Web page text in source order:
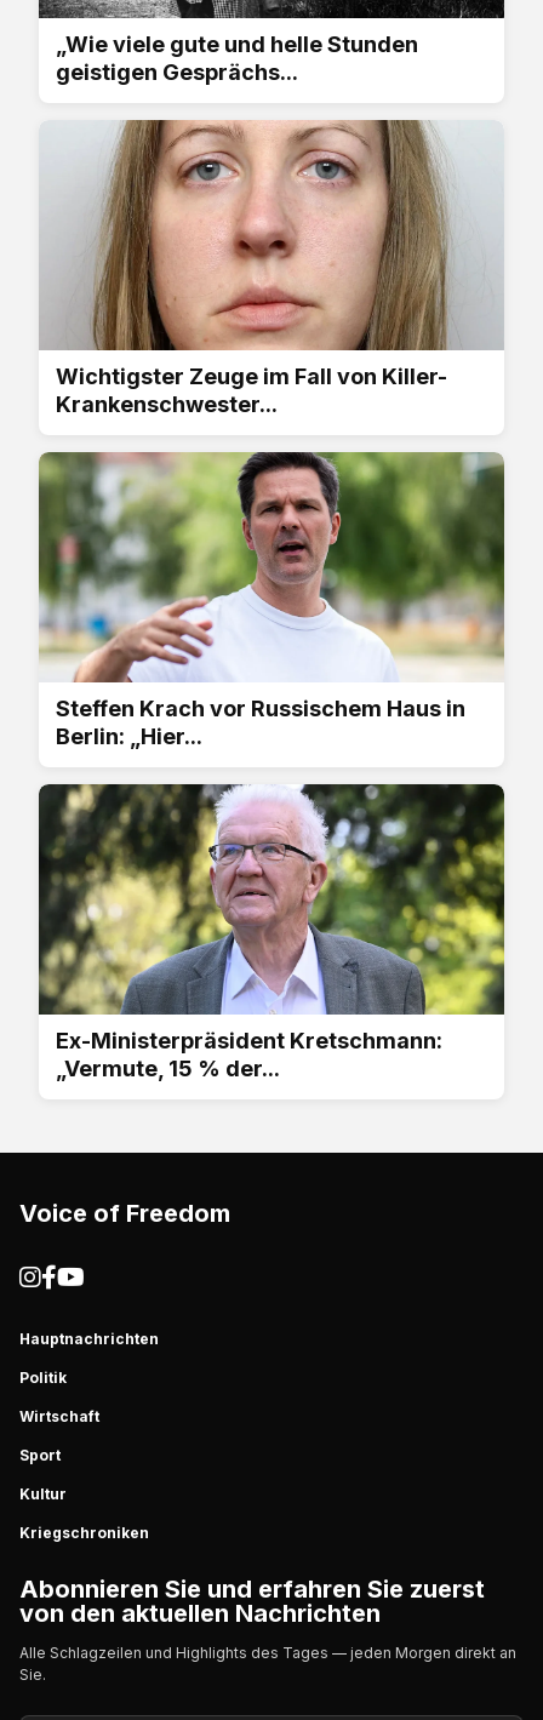
„Wie viele gute und helle Stunden
geistigen Gesprächs...
Wichtigster Zeuge im Fall von Killer-
Krankenschwester...
Steffen Krach vor Russischem Haus in
Berlin: „Hier...
Ex-Ministerpräsident Kretschmann:
„Vermute, 15 % der...
Voice of Freedom
Hauptnachrichten
Politik
Wirtschaft
Sport
Kultur
Kriegschroniken
Abonnieren Sie und erfahren Sie zuerst
von den aktuellen Nachrichten
Alle Schlagzeilen und Highlights des Tages — jeden Morgen direkt an
Sie.